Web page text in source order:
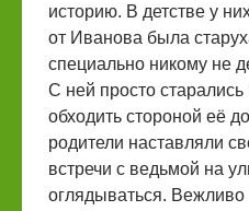
историю. В детстве у
от Иванова была
специально никому не
С ней просто старались
обходить стороной её
родители наставляли
встречи с ведьмой на
оглядываться. Вежливо